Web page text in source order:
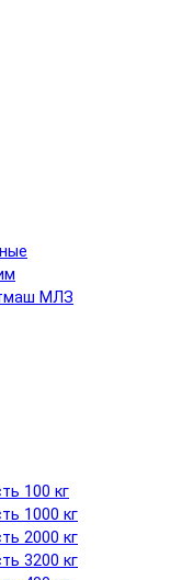
МЛЗ
100 кг
1000 кг
2000 кг
3200 кг